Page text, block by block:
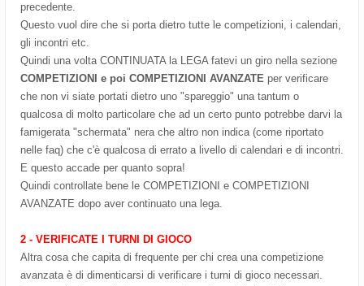
precedente.
Questo vuol dire che si porta dietro tutte le competizioni, i calendari,
gli incontri etc.
Quindi una volta CONTINUATA la LEGA fatevi un giro nella sezione
COMPETIZIONI e poi COMPETIZIONI AVANZATE per verificare
che non vi siate portati dietro uno "spareggio" una tantum o
qualcosa di molto particolare che ad un certo punto potrebbe darvi la
famigerata "schermata" nera che altro non indica (come riportato
nelle faq) che c'è qualcosa di errato a livello di calendari e di incontri.
E questo accade per quanto sopra!
Quindi controllate bene le COMPETIZIONI e COMPETIZIONI
AVANZATE dopo aver continuato una lega.
2 - VERIFICATE I TURNI DI GIOCO
Altra cosa che capita di frequente per chi crea una competizione
avanzata è di dimenticarsi di verificare i turni di gioco necessari.